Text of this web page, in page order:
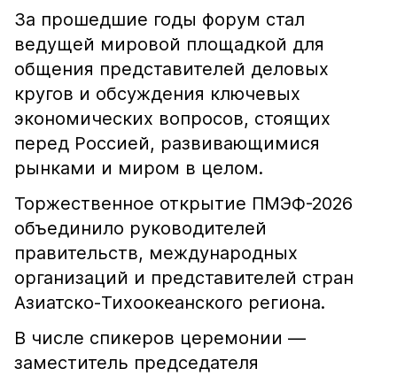
За прошедшие годы форум стал
ведущей мировой площадкой для
общения представителей деловых
кругов и обсуждения ключевых
экономических вопросов, стоящих
перед Россией, развивающимися
рынками и миром в целом.
Торжественное открытие ПМЭФ-2026
объединило руководителей
правительств, международных
организаций и представителей стран
Азиатско-Тихоокеанского региона.
В числе спикеров церемонии —
заместитель председателя